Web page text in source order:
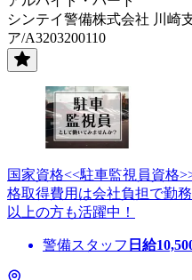
シンテイ警備株式会社 川崎
ア/A3203200110
国家資格<<駐車監視員資格
格取得費用は会社負担で勤
以上の方も活躍中！
警備スタッフ 日給